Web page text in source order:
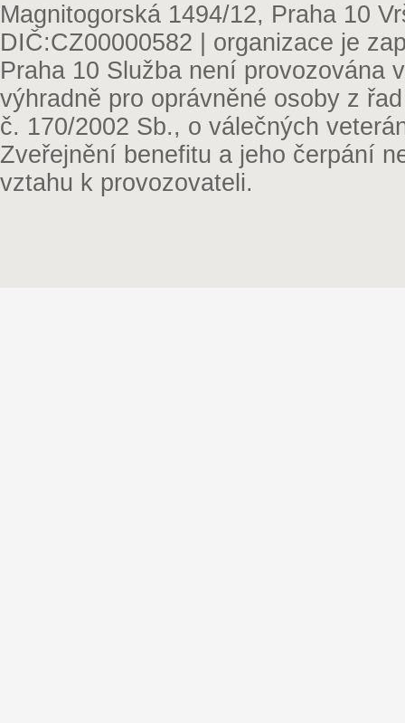
Magnitogorská 1494/12, Praha 10
DIČ:CZ00000582 | organizace je
Praha 10 Služba není provozována
výhradně pro oprávněné osoby z
č. 170/2002 Sb., o válečných
Zveřejnění benefitu a jeho čerpání
vztahu k provozovateli.